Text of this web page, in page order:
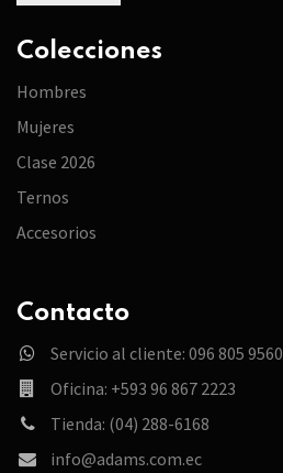
Colecciones
Hombres
Mujeres
Clase 2026
Ternos
Accesorios
Contacto
Servicio al cliente: 096 805 9560
Oficina: +593 96 867 2223
Tienda: (04) 288-6168
info@adams.com.ec